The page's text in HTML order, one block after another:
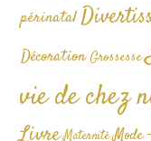
périnatal
Décoration Grossesse
vie de chez
Livre Maternité Mode